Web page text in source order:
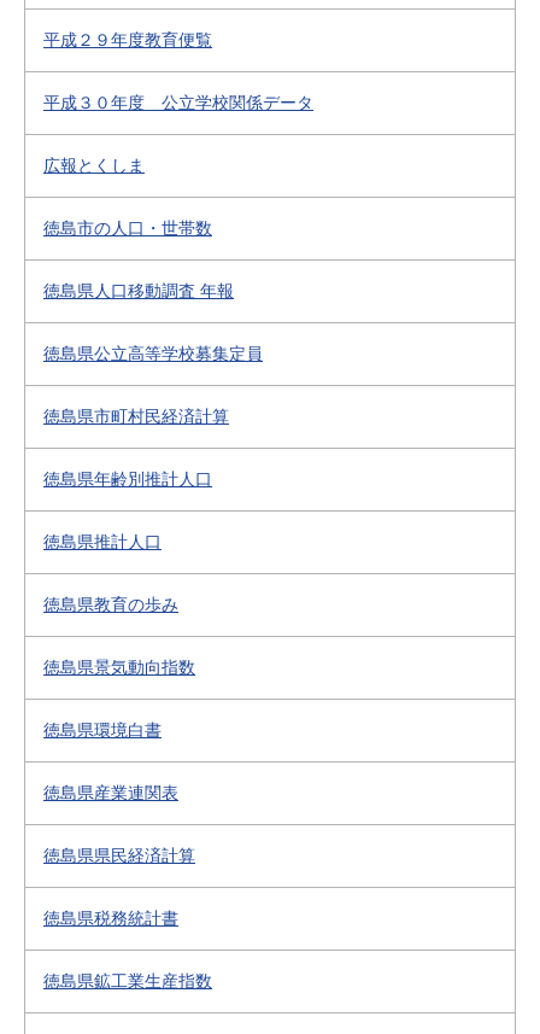
平成２９年度教育便覧
平成３０年度 公立学校関係データ
広報とくしま
徳島市の人口・世帯数
徳島県人口移動調査 年報
徳島県公立高等学校募集定員
徳島県市町村民経済計算
徳島県年齢別推計人口
徳島県推計人口
徳島県教育の歩み
徳島県景気動向指数
徳島県環境白書
徳島県産業連関表
徳島県県民経済計算
徳島県税務統計書
徳島県鉱工業生産指数